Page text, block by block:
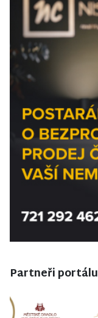
Partneři portálu